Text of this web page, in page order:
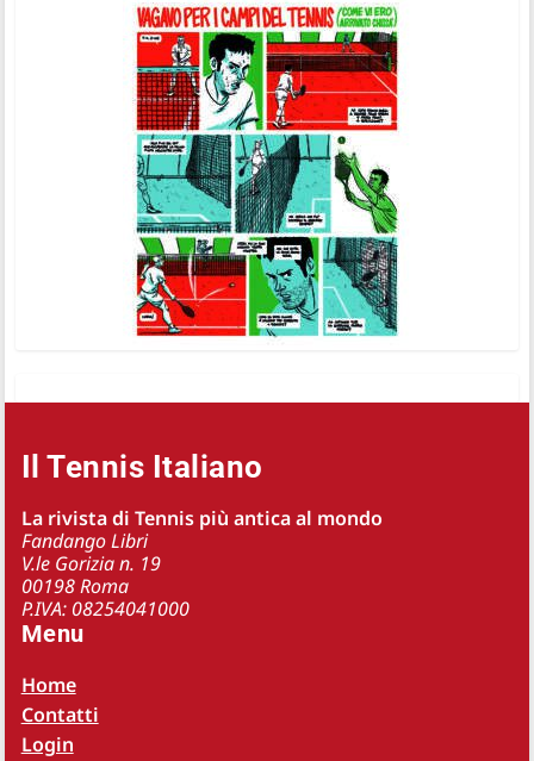
Il Tennis Italiano
La rivista di Tennis più antica al mondo
Fandango Libri
V.le Gorizia n. 19
00198 Roma
P.IVA: 08254041000
Menu
Home
Contatti
Login